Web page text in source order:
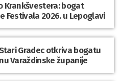
Krankšvestera: bogat
Festivala 2026. u Lepoglavi
Gradec otkriva bogatu
Varaždinske županije